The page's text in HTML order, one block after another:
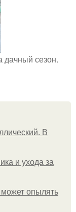
дачный сезон.
В
и ухода за
опылять